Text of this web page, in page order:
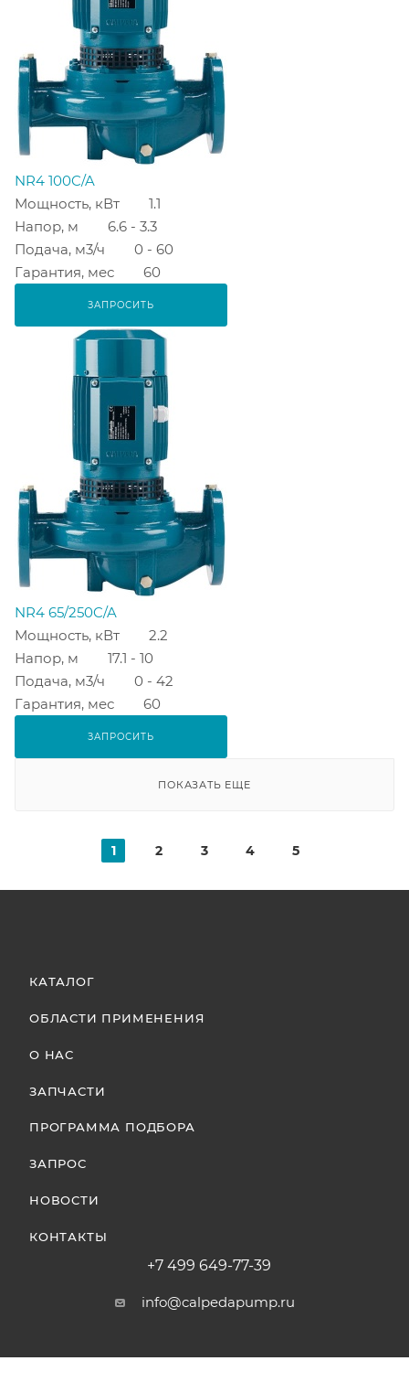
NR4 100C/A
Мощность, кВт
1.1
Напор, м
6.6 - 3.3
Подача, м3/ч
0 - 60
Гарантия, мес
60
ЗАПРОСИТЬ
NR4 65/250C/A
Мощность, кВт
2.2
Напор, м
17.1 - 10
Подача, м3/ч
0 - 42
Гарантия, мес
60
ЗАПРОСИТЬ
ПОКАЗАТЬ ЕЩЕ
1 2 3 4 5
КАТАЛОГ
ОБЛАСТИ ПРИМЕНЕНИЯ
О НАС
ЗАПЧАСТИ
ПРОГРАММА ПОДБОРА
ЗАПРОС
НОВОСТИ
КОНТАКТЫ
+7 499 649-77-39
info@calpedapump.ru